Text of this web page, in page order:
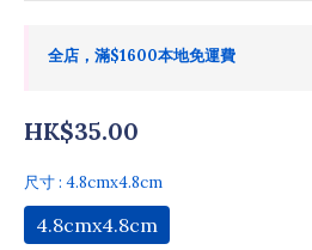
全店，滿$1600本地免運費
HK$35.00
尺寸: 4.8cmx4.8cm
4.8cmx4.8cm